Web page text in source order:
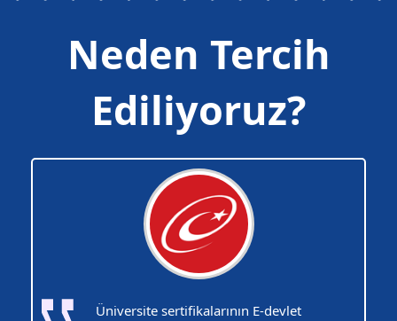
Neden Tercih
Ediliyoruz?
Üniversite sertifikalarının E-devlet